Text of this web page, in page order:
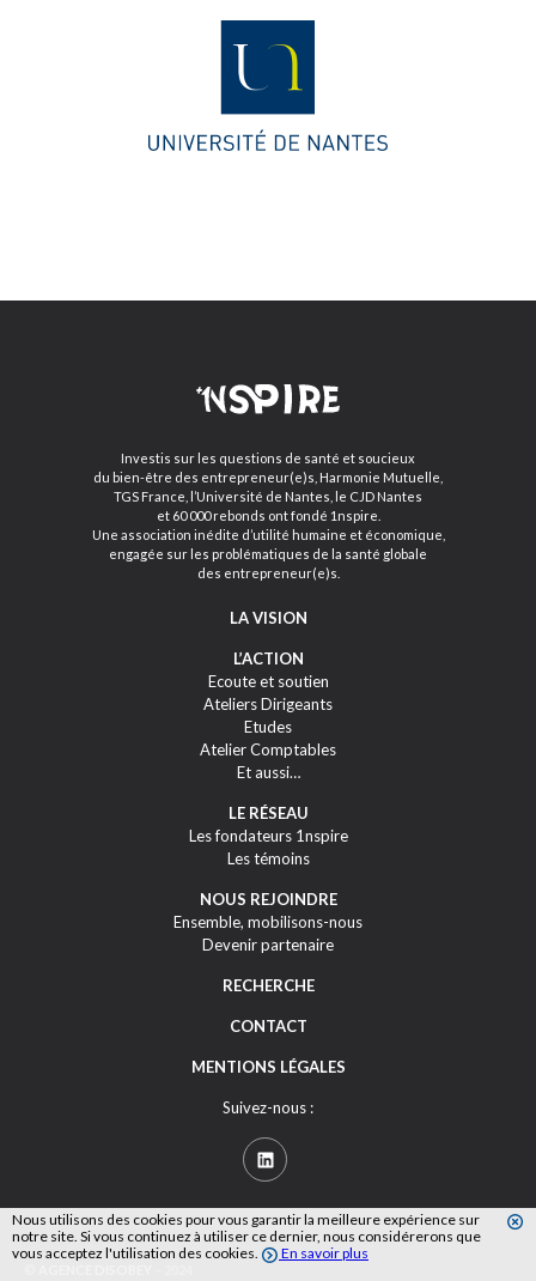
Nous utilisons des cookies pour vous garantir la meilleure expérience sur
notre site. Si vous continuez à utiliser ce dernier, nous considérerons que
vous acceptez l'utilisation des cookies.
En savoir plus
Investis sur les questions de santé et soucieux
du bien-être des entrepreneur(e)s, Harmonie Mutuelle,
TGS France, l’Université de Nantes, le CJD Nantes
et 60 000 rebonds ont fondé 1nspire.
Une association inédite d’utilité humaine et économique,
engagée sur les problématiques de la santé globale
des entrepreneur(e)s.
LA VISION
L’ACTION
Ecoute et soutien
Ateliers Dirigeants
Etudes
Atelier Comptables
Et aussi…
LE RÉSEAU
Les fondateurs 1nspire
Les témoins
NOUS REJOINDRE
Ensemble, mobilisons-nous
Devenir partenaire
RECHERCHE
CONTACT
MENTIONS LÉGALES
Suivez-nous :